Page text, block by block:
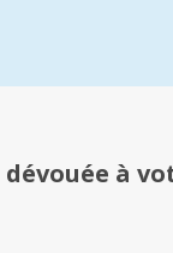
dévouée à